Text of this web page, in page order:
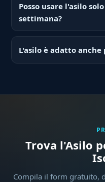
Posso usare l'asilo
settimana?
L'asilo è adatto anche
Trova l'Asilo
Compila il form gratuito,